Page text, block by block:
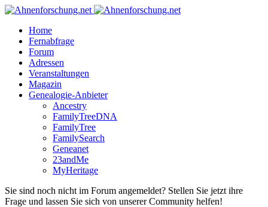
Home
Fernabfrage
Forum
Adressen
Veranstaltungen
Magazin
Genealogie-Anbieter
Ancestry
FamilyTreeDNA
FamilyTree
FamilySearch
Geneanet
23andMe
MyHeritage
Sie sind noch nicht im Forum angemeldet? Stellen Sie jetzt ihre
Frage und lassen Sie sich von unserer Community helfen!